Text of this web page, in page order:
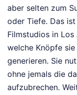
aber selten zum
oder Tiefe. Das
Filmstudios in Los
welche Knöpfe
generieren. Sie
ohne jemals die
aufzubrechen.